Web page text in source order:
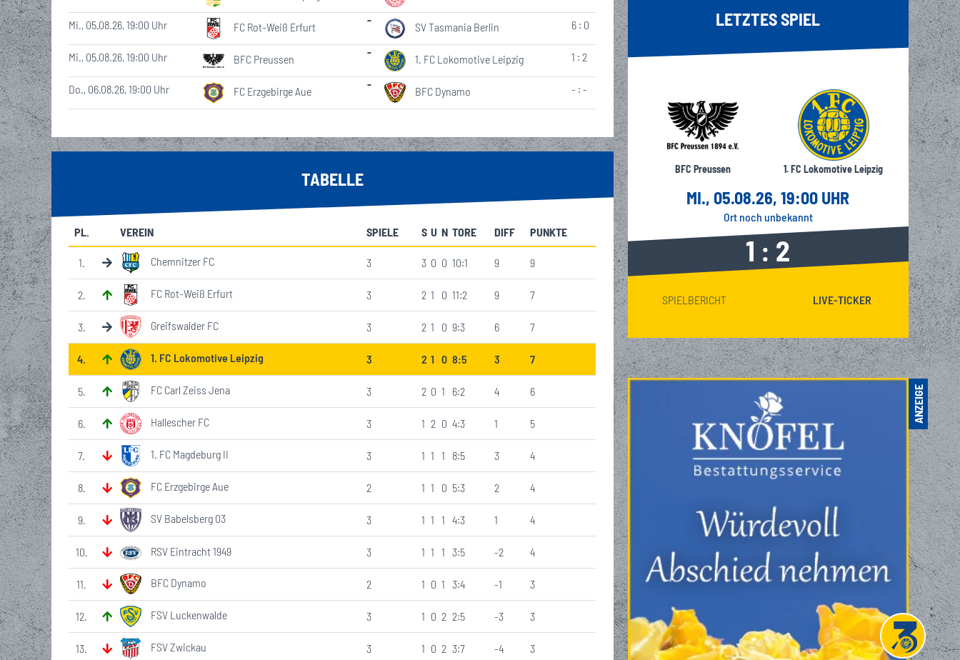
Mi., 05.08.26, 19:00 Uhr FC Rot-Weiß Erfurt
-
SV Tasmania Berlin 6 : 0
Mi., 05.08.26, 19:00 Uhr BFC Preussen
-
1. FC Lokomotive Leipzig 1 : 2
Do., 06.08.26, 19:00 Uhr FC Erzgebirge Aue
-
BFC Dynamo - : -
TABELLE
PL. VEREIN SPIELE S U N TORE DIFF PUNKTE
1. Chemnitzer FC 3 3 0 0 10:1 9 9
2. FC Rot-Weiß Erfurt 3 2 1 0 11:2 9 7
3. Greifswalder FC 3 2 1 0 9:3 6 7
4. 1. FC Lokomotive Leipzig 3 2 1 0 8:5 3 7
5. FC Carl Zeiss Jena 3 2 0 1 6:2 4 6
6. Hallescher FC 3 1 2 0 4:3 1 5
7. 1. FC Magdeburg II 3 1 1 1 8:5 3 4
8. FC Erzgebirge Aue 2 1 1 0 5:3 2 4
9. SV Babelsberg 03 3 1 1 1 4:3 1 4
10. RSV Eintracht 1949 3 1 1 1 3:5 -2 4
11. BFC Dynamo 2 1 0 1 3:4 -1 3
12. FSV Luckenwalde 3 1 0 2 2:5 -3 3
13. FSV Zwickau 3 1 0 2 3:7 -4 3
LETZTES SPIEL
BFC Preussen 1. FC Lokomotive Leipzig
MI., 05.08.26, 19:00 UHR
Ort noch unbekannt
1 : 2
SPIELBERICHT LIVE-TICKER